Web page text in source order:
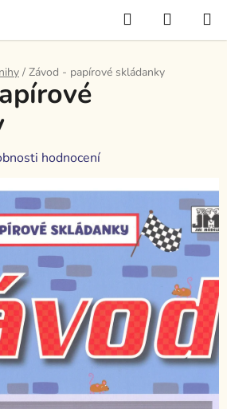
Hledat
KOŠÍK
/ Závod - papírové skládanky
hodnocení